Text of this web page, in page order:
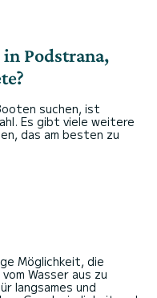
Podstrana,
suchen, ist
Es gibt viele weitere
das am besten zu
Möglichkeit, die
Wasser aus zu
langsames und